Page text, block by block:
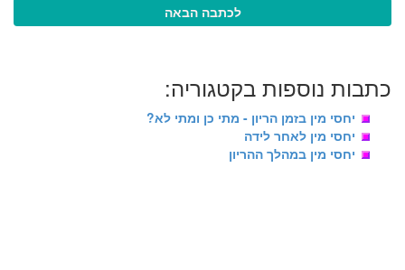
לכתבה הבאה
כתבות נוספות בקטגוריה:
יחסי מין בזמן הריון - מתי כן ומתי לא?
יחסי מין לאחר לידה
יחסי מין במהלך ההריון